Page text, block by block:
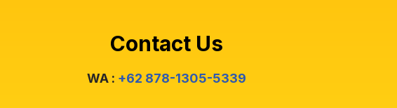
Contact Us
WA : +62 878-1305-5339